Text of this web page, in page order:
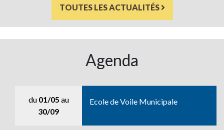
TOUTES LES ACTUALITÉS
Agenda
du 01/05 au
30/09
Ecole de Voile Municipale